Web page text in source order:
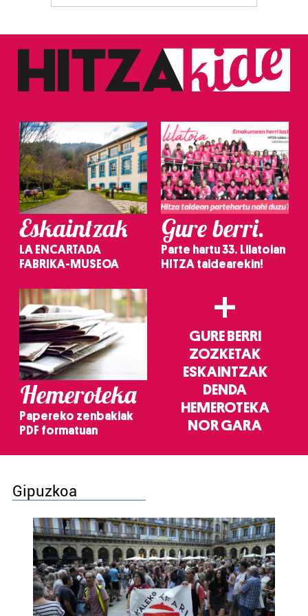
Eskaintzak
LA ENCARTADA
FABRIKA-MUSEOA
Gure berri.
Parte hartu 33. Lilatoian
HITZA taldearekin!
Hemeroteka
Papereko zenbakiak
PDF formatuan
+
GURE BERRI
ZOZKETAK
ESKAINTZAK
DENDA
HEMEROTEKA
NOR GARA
Gipuzkoa